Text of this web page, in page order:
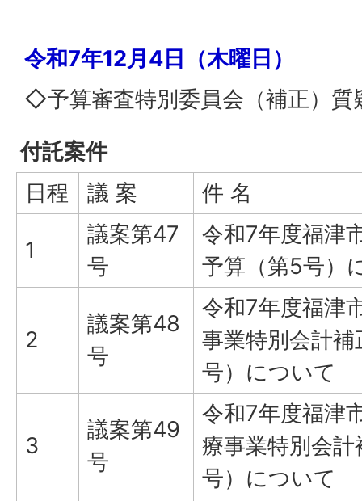
令和7年12月4日（木曜日）
◇予算審査特別委員会（補正）質
付託案件
日程
議 案 件 名
1
議案第47
号
令和7年度福津
予算（第5号）
2
議案第48
号
令和7年度福津
事業特別会計
号）について
3
議案第49
号
令和7年度福津
療事業特別会
号）について